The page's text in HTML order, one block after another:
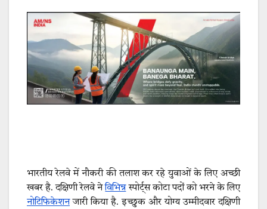
भारतीय रेलवे में नौकरी की तलाश कर रहे युवाओं के लिए अच्छी
खबर है. दक्षिणी रेलवे नेविभिन्नस्पोर्ट्स कोटा पदों को भरने के लिए
नोटिफिकेशनजारी किया है. इच्छुक और योग्य उम्मीदवार दक्षिणी